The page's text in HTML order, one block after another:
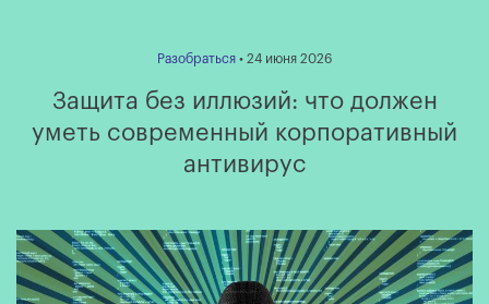
Разобраться • 24 июня 2026
Защита без иллюзий: что должен
уметь современный корпоративный
антивирус